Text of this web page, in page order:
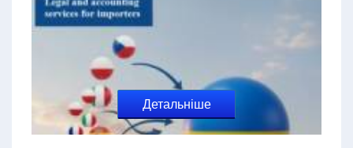
Детальніше